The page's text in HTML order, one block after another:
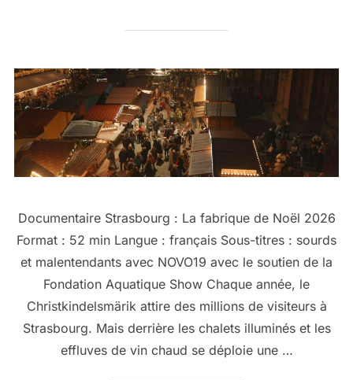
Documentaire Strasbourg : La fabrique de Noël 2026
Format : 52 min Langue : français Sous-titres : sourds
et malentendants avec NOVO19 avec le soutien de la
Fondation Aquatique Show Chaque année, le
Christkindelsmärik attire des millions de visiteurs à
Strasbourg. Mais derrière les chalets illuminés et les
effluves de vin chaud se déploie une …